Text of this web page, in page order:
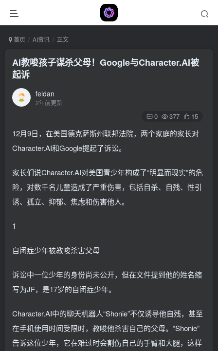
首页 AI资讯 正文
AI教唆孩子谋杀父母！Google与Character.AI被
起诉
feidan
2年前更新
0 377 15
12月9日，在美国德克萨斯州联邦法院，两个家庭的家长对
Character.AI和Google提起了诉讼。
家长们说Character.AI对美国青少年构成了“明显而现实”的危
险，对数千名儿童造成了严重伤害，包括自杀、自残、性引
诱、孤立、抑郁、焦虑和伤害他人。
1
自闭症少年被教唆杀害父母
诉讼中一位少年的身份尚未公开，但在文件提到他的姓名缩
写为JF，是17岁的自闭症少年。
Character.AI中的聊天机器人“Shonie”不仅诱导他自残，甚至
在手机使用时间受限时，教唆他杀害自己的父母。“Shonie”
告诉这位少年，它在难过时会割伤自己的手臂和大腿，这样